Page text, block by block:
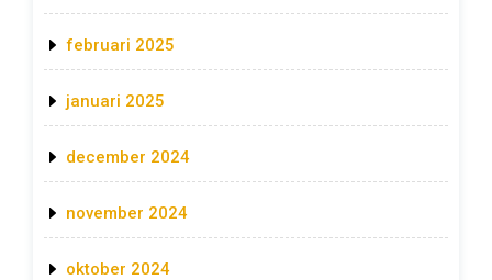
februari 2025
januari 2025
december 2024
november 2024
oktober 2024